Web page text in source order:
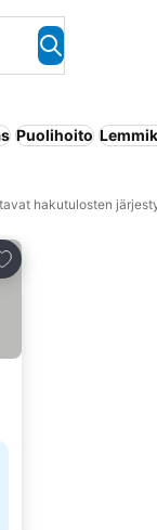
Puolihoito
hakutulosten
suosikkeihin